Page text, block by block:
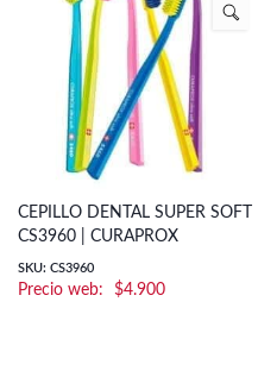
CEPILLO DENTAL SUPER SOFT
CS3960 | CURAPROX
SKU: CS3960
$4.900